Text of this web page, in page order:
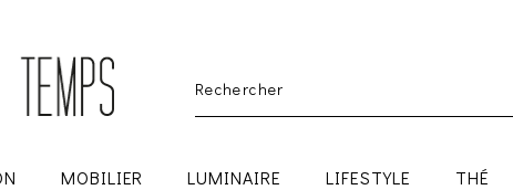
MOBILIER LUMINAIRE LIFESTYLE THÉ